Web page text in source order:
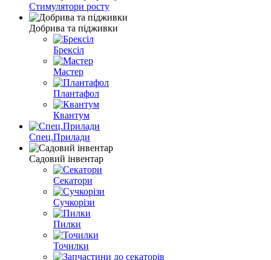
Стимулятори росту
Добрива та підживки
Брексіл
Мастер
Плантафол
Квантум
Спец.Прилади
Садовий інвентар
Секатори
Сучкорізи
Пилки
Точилки